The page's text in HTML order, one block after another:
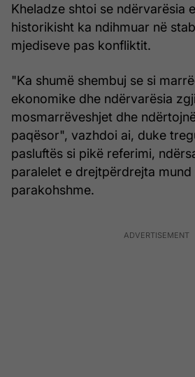
Kheladze shtoi se ndërvarësia
historikisht ka ndihmuar në
mjediseve pas konfliktit.
"Ka shumë shembuj se si
ekonomike dhe ndërvarësia
mosmarrëveshjet dhe
paqësor", vazhdoi ai, duke
pasluftës si pikë referimi,
paralelet e drejtpërdrejta mund
parakohshme.